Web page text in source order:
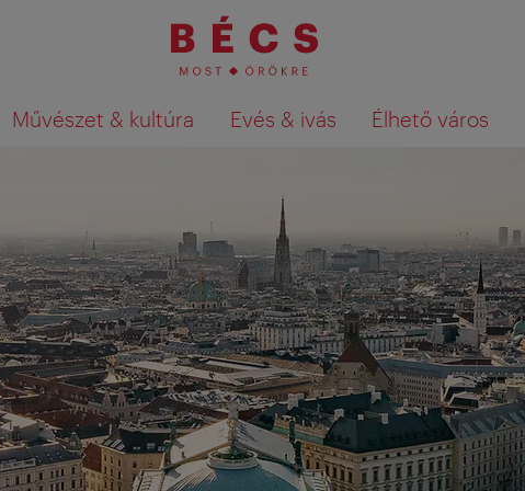
Művészet & kultúra Evés & ivás Élhető város